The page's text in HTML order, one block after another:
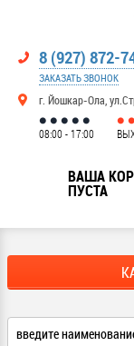
8 (927) 872-
ЗАКАЗАТЬ ЗВОНОК
г. Йошкар-Ола,
08:00 - 17:00
ВАША
ПУСТА